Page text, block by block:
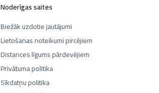
Noderīgas saites
Biežāk uzdotie jautājumi
Lietošanas noteikumi pircējiem
Distances līgums pārdevējiem
Privātuma politika
Sīkdatņu politika